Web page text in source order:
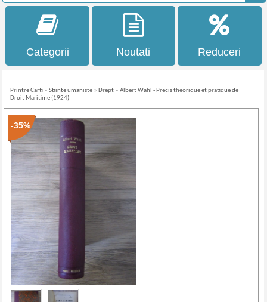
Categorii Noutati Reduceri
Printre Carti »Stiinte umaniste » Drept »Albert Wahl - Precis theorique et pratique de
Droit Maritime (1924)
-35%